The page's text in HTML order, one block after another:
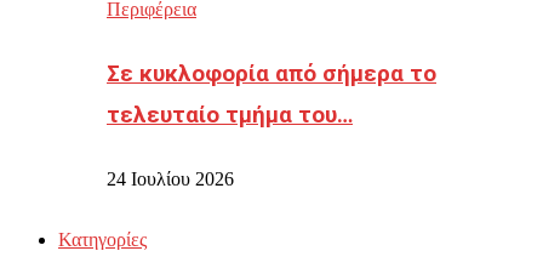
Περιφέρεια
Σε κυκλοφορία από σήμερα το
τελευταίο τμήμα του…
24 Ιουλίου 2026
Κατηγορίες